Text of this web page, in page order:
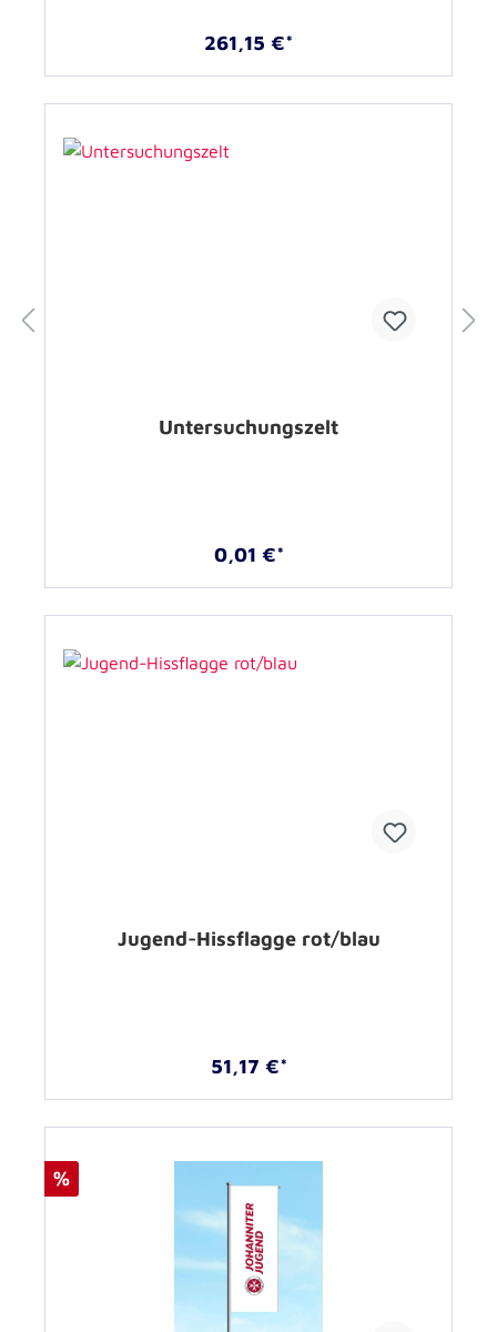
261,15 €*
Untersuchungszelt
0,01 €*
Jugend-Hissflagge rot/blau
51,17 €*
%